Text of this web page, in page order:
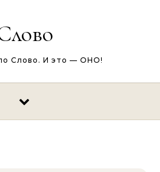
Слово. И это — ОНО!